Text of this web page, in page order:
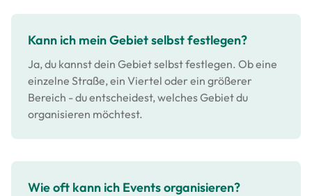
Kann ich mein Gebiet selbst festlegen?
Ja, du kannst dein Gebiet selbst festlegen. Ob eine
einzelne Straße, ein Viertel oder ein größerer
Bereich - du entscheidest, welches Gebiet du
organisieren möchtest.
Wie oft kann ich Events organisieren?